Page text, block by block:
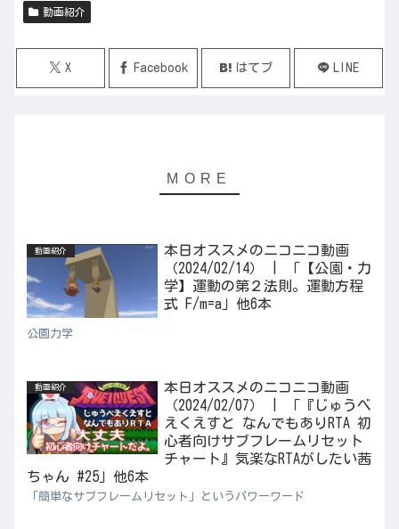
動画紹介
X Facebook はてブ LINE
動画紹介
本日オススメのニコニコ動画
（2024/02/14） | 「【公園・力
学】運動の第２法則。運動方程
式 F/m=a」他6本
公園力学
動画紹介
本日オススメのニコニコ動画
（2024/02/07） | 「『じゅうべ
えくえすと なんでもありRTA 初
心者向けサブフレームリセット
チャート』気楽なRTAがしたい茜
ちゃん #25」他6本
「簡単なサブフレームリセット」というパワーワード